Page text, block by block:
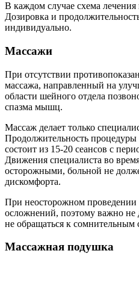
В каждом случае схема лечения
Дозировка и
индивидуально.
Массажи
При отсутствии
массажа, направленный на
области шейного отдела
спазма мышц.
Массаж делает только
Продолжительность процедуры
состоит из 15-20 сеансов с
Движения специалиста во
осторожными, больной не
дискомфорта.
При неосторожном проведении
осложнений, поэтому важно не
не обращаться к сомнительным
Массажная подушка